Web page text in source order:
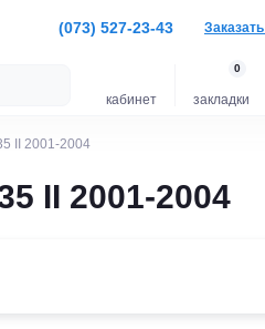
(073) 527-23-43
кабинет закладки
0
II 2001-2004
II 2001-2004